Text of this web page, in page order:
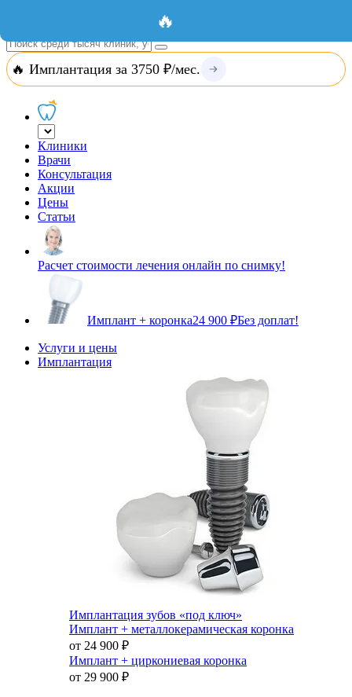
🔥 Имплантация за 3750 ₽/мес.
Клиники
Врачи
Консультация
Акции
Цены
Статьи
Расчет стоимости лечения онлайн по снимку!
Имплант + коронка24 900 ₽Без доплат!
Услуги и цены
Имплантация
Имплантация зубов «под ключ»
Имплант + металлокерамическая коронка
от 24 900 ₽
Имплант + циркониевая коронка
от 29 900 ₽
🔥